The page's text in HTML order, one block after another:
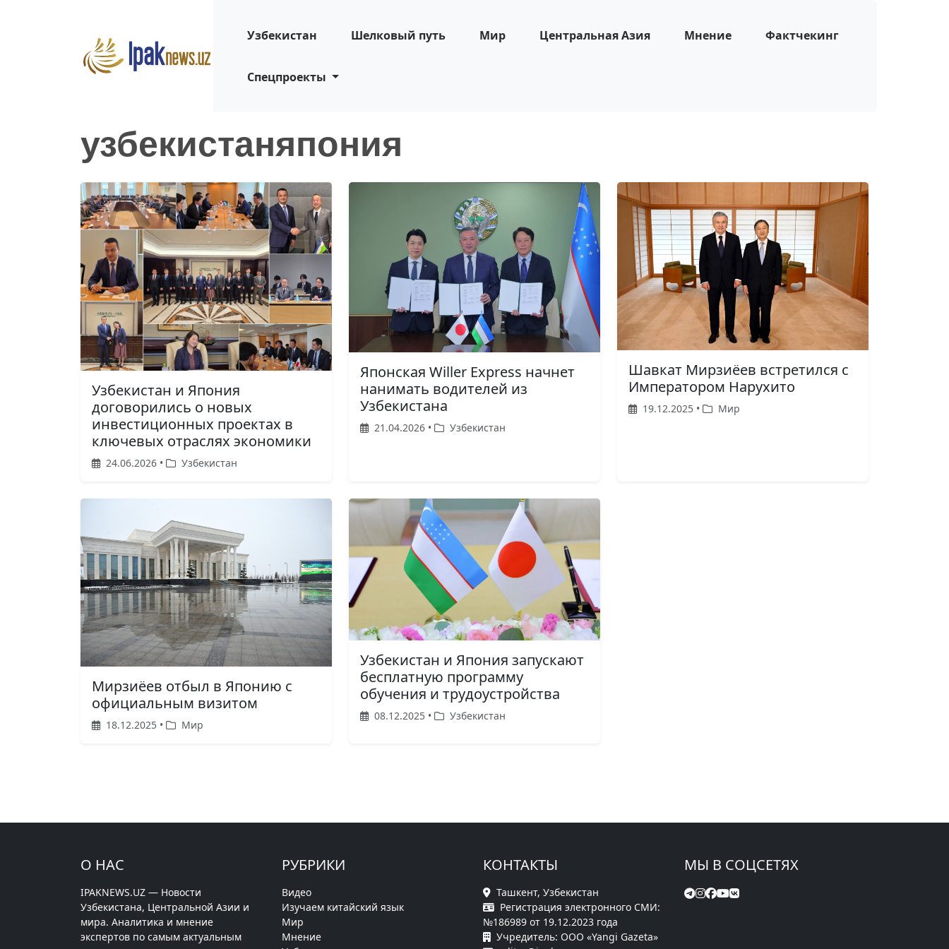
Узбекистан Шелковый путь Мир Центральная Азия Мнение Фактчекинг
Спецпроекты
узбекистаняпония
Узбекистан и Япония
договорились о новых
инвестиционных проектах в
ключевых отраслях экономики
24.06.2026 • Узбекистан
Японская Willer Express начнет
нанимать водителей из
Узбекистана
21.04.2026 • Узбекистан
Шавкат Мирзиёев встретился с
Императором Нарухито
19.12.2025 • Мир
Мирзиёев отбыл в Японию с
официальным визитом
18.12.2025 • Мир
Узбекистан и Япония запускают
бесплатную программу
обучения и трудоустройства
08.12.2025 • Узбекистан
О НАС
IPAKNEWS.UZ — Новости
Узбекистана, Центральной Азии и
мира. Аналитика и мнение
экспертов по самым актуальным
РУБРИКИ
Видео
Изучаем китайский язык
Мир
Мнение
КОНТАКТЫ
Ташкент, Узбекистан
Регистрация электронного СМИ:
№186989 от 19.12.2023 года
Учредитель: ООО «Yangi Gazeta»
МЫ В СОЦСЕТЯХ